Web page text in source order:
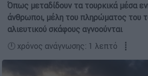
Όπως μεταδίδουν τα τουρκικά μέσα
άνθρωποι, μέλη του πληρώματος του
αλιευτικού σκάφους αγνοούνται
🕛 χρόνος ανάγνωσης: 1 λεπτό ┋